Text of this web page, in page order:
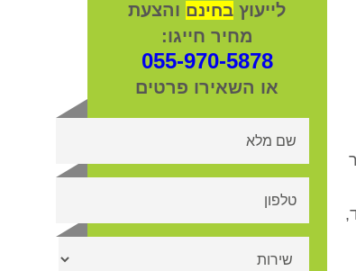
לייעוץ בחינם והצעת
מחיר חייגו:
055-970-5878
או השאירו פרטים